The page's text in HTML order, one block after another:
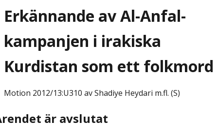
Erkännande av Al-Anfal-
kampanjen i irakiska
Kurdistan som ett folkmord
Motion 2012/13:U310 av Shadiye Heydari m.fl. (S)
är avslutat